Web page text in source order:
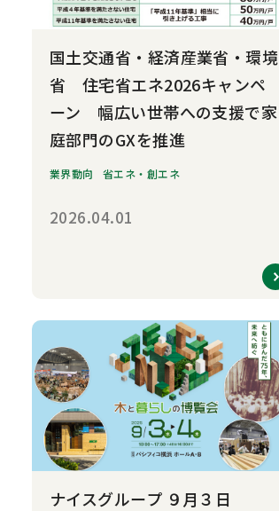
国土交通省・経済産業省・環境
省 住宅省エネ2026キャンペ
ーン 幅広い世帯への支援で家
庭部門のGXを推進
業界動向 省エネ・創エネ
2026.04.01
ナイスグループ ９月３日